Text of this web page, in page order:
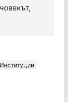
Институции